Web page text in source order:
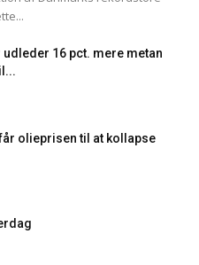
udleder 16 pct. mere metan
olieprisen til at kollapse